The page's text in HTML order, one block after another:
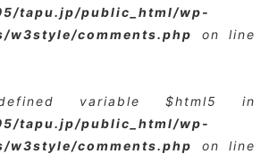
tapu.jp/public_html/wp-
w3style/comments.php
on line
variable $html5 in
tapu.jp/public_html/wp-
w3style/comments.php
on line